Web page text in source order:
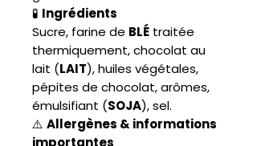
🧪 Ingrédients
Sucre, farine de BLÉ traitée
thermiquement, chocolat au
lait (LAIT), huiles végétales,
pépites de chocolat, arômes,
émulsifiant (SOJA), sel.
⚠️ Allergènes & informations
importantes